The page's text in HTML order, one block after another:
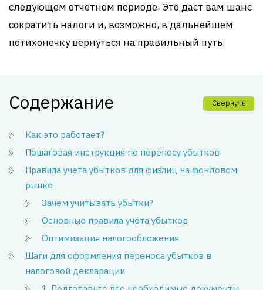
следующем отчетном периоде. Это даст вам шанс
сократить налоги и, возможно, в дальнейшем
потихонечку вернуться на правильный путь.
Содержание Свернуть
Как это работает?
Пошаговая инструкция по переносу убытков
Правила учёта убытков для физлиц на фондовом
рынке
Зачем учитывать убытки?
Основные правила учёта убытков
Оптимизация налогообложения
Шаги для оформления переноса убытков в
налоговой декларации